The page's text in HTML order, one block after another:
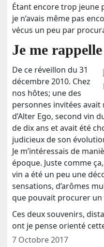
Étant encore trop jeune
je n’avais même pas
vécus un peu par
Je me rappelle
De ce réveillon du 31
décembre 2010. Chez
nos hôtes; une des
personnes invitées
d’Alter Ego, second vin
de dix ans et avait été
judicieux de son
Je m’intéressais de
époque. Juste comme
vin a été un peu une
sensations, d’arômes
que pouvait procurer
Ces deux souvenirs,
ont je pense orienté
7 Octobre 2017